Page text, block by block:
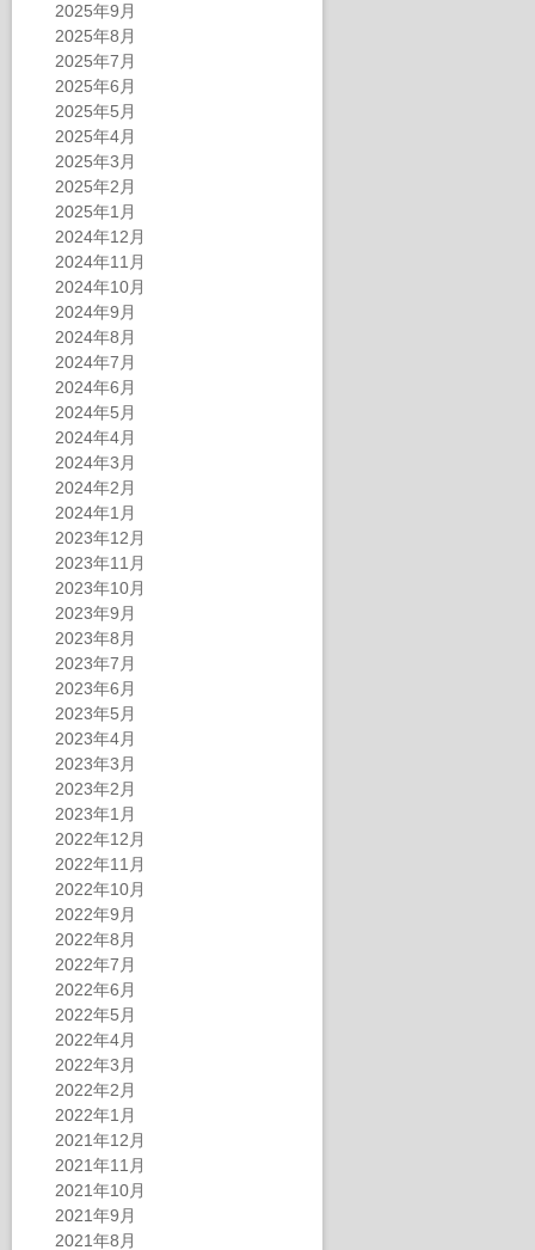
2025年9月
2025年8月
2025年7月
2025年6月
2025年5月
2025年4月
2025年3月
2025年2月
2025年1月
2024年12月
2024年11月
2024年10月
2024年9月
2024年8月
2024年7月
2024年6月
2024年5月
2024年4月
2024年3月
2024年2月
2024年1月
2023年12月
2023年11月
2023年10月
2023年9月
2023年8月
2023年7月
2023年6月
2023年5月
2023年4月
2023年3月
2023年2月
2023年1月
2022年12月
2022年11月
2022年10月
2022年9月
2022年8月
2022年7月
2022年6月
2022年5月
2022年4月
2022年3月
2022年2月
2022年1月
2021年12月
2021年11月
2021年10月
2021年9月
2021年8月